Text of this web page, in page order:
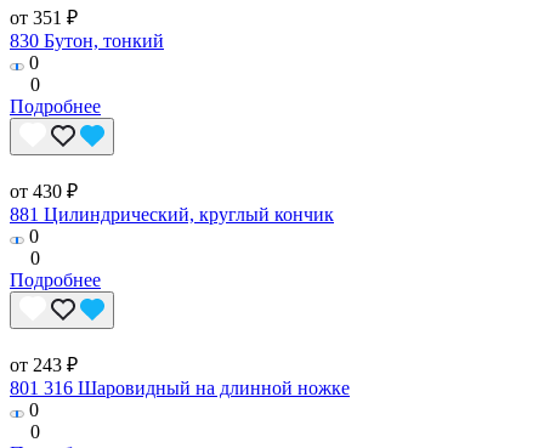
от 351 ₽
830 Бутон, тонкий
0
0
Подробнее
от 430 ₽
881 Цилиндрический, круглый кончик
0
0
Подробнее
от 243 ₽
801 316 Шаровидный на длинной ножке
0
0